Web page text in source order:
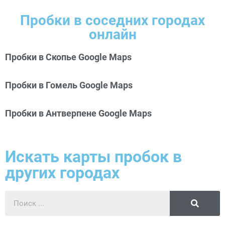
Пробки в соседних городах
онлайн
Пробки в Скопье Google Maps
Пробки в Гомель Google Maps
Пробки в Антверпене Google Maps
Искать карты пробок в
других городах